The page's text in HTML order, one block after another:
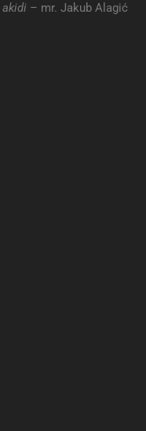
akidi – mr. Jakub Alagić